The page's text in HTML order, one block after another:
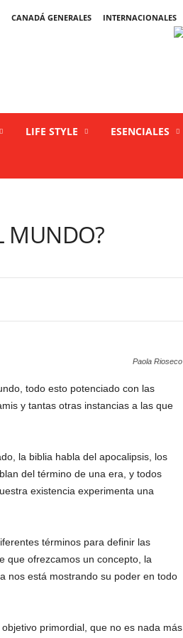
CANADÁ GENERALES
INTERNACIONALES
LIFE STYLE ESENCIALES
MUNDO?
Paola Rioseco
todo esto potenciado con las
y tantas otras instancias a las que
la biblia habla del apocalipsis, los
del término de una era, y todos
existencia experimenta una
términos para definir las
que ofrezcamos un concepto, la
nos está mostrando su poder en todo
primordial, que no es nada más